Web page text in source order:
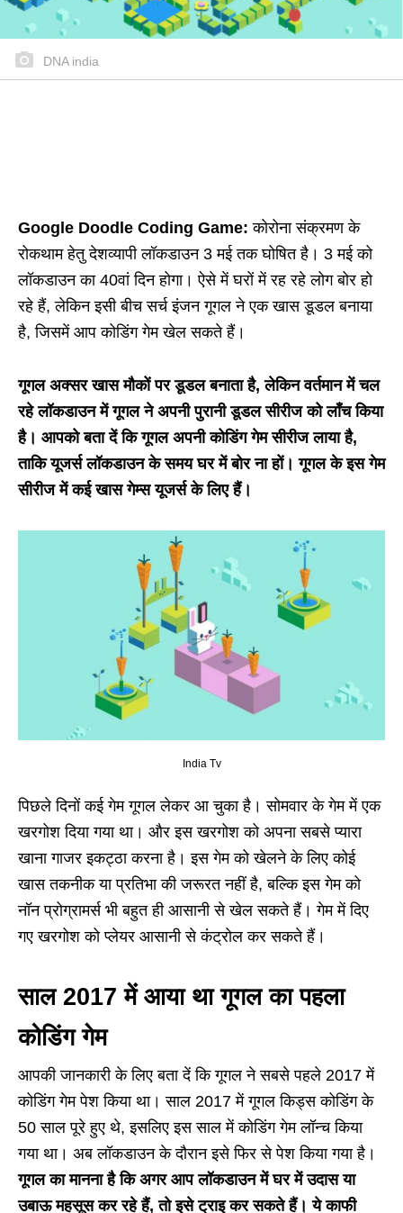
DNA india
Google Doodle Coding Game:कोरोना संक्रमण के
रोकथाम हेतु देशव्यापी लॉकडाउन 3 मई तक घोषित है। 3 मई को
लॉकडाउन का 40वां दिन होगा। ऐसे में घरों में रह रहे लोग बोर हो
रहे हैं, लेकिन इसी बीच सर्च इंजन गूगल ने एक खास डूडल बनाया
है, जिसमें आप कोडिंग गेम खेल सकते हैं।
गूगल अक्सर खास मौकों पर डूडल बनाता है, लेकिन वर्तमान में चल
रहे लॉकडाउन में गूगल ने अपनी पुरानी डूडल सीरीज को लॉंच किया
है। आपको बता दें कि गूगल अपनी कोडिंग गेम सीरीज लाया है,
ताकि यूजर्स लॉकडाउन के समय घर में बोर ना हों। गूगल के इस गेम
सीरीज में कई खास गेम्स यूजर्स के लिए हैं।
India Tv
पिछले दिनों कई गेम गूगल लेकर आ चुका है। सोमवार के गेम में एक
खरगोश दिया गया था। और इस खरगोश को अपना सबसे प्यारा
खाना गाजर इकट्ठा करना है। इस गेम को खेलने के लिए कोई
खास तकनीक या प्रतिभा की जरूरत नहीं है, बल्कि इस गेम को
नॉन प्रोग्रामर्स भी बहुत ही आसानी से खेल सकते हैं। गेम में दिए
गए खरगोश को प्लेयर आसानी से कंट्रोल कर सकते हैं।
साल 2017 में आया था गूगल का पहला
कोडिंग गेम
आपकी जानकारी के लिए बता दें कि गूगल ने सबसे पहले 2017 में
कोडिंग गेम पेश किया था। साल 2017 में गूगल किड्स कोडिंग के
50 साल पूरे हुए थे, इसलिए इस साल में कोडिंग गेम लॉन्च किया
गया था। अब लॉकडाउन के दौरान इसे फिर से पेश किया गया है।
गूगल का मानना है कि अगर आप लॉकडाउन में घर में उदास या
उबाऊ महसूस कर रहे हैं, तो इसे ट्राइ कर सकते हैं। ये काफी